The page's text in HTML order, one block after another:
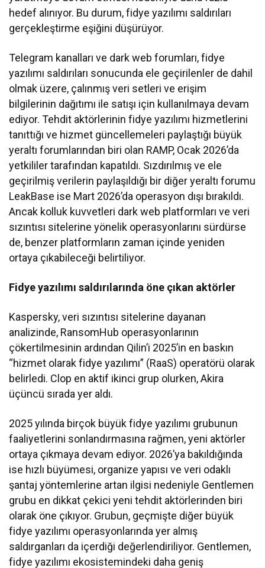
hedef alınıyor. Bu durum, fidye yazılımı saldırıları
gerçekleştirme eşiğini düşürüyor.
Telegram kanalları ve dark web forumları, fidye
yazılımı saldırıları sonucunda ele geçirilenler de dahil
olmak üzere, çalınmış veri setleri ve erişim
bilgilerinin dağıtımı ile satışı için kullanılmaya devam
ediyor. Tehdit aktörlerinin fidye yazılımı hizmetlerini
tanıttığı ve hizmet güncellemeleri paylaştığı büyük
yeraltı forumlarından biri olan RAMP, Ocak 2026’da
yetkililer tarafından kapatıldı. Sızdırılmış ve ele
geçirilmiş verilerin paylaşıldığı bir diğer yeraltı forumu
LeakBase ise Mart 2026’da operasyon dışı bırakıldı.
Ancak kolluk kuvvetleri dark web platformları ve veri
sızıntısı sitelerine yönelik operasyonlarını sürdürse
de, benzer platformların zaman içinde yeniden
ortaya çıkabileceği belirtiliyor.
Fidye yazılımı saldırılarında öne çıkan aktörler
Kaspersky, veri sızıntısı sitelerine dayanan
analizinde, RansomHub operasyonlarının
çökertilmesinin ardından Qilin’i 2025’in en baskın
“hizmet olarak fidye yazılımı” (RaaS) operatörü olarak
belirledi. Clop en aktif ikinci grup olurken, Akira
üçüncü sırada yer aldı.
2025 yılında birçok büyük fidye yazılımı grubunun
faaliyetlerini sonlandırmasına rağmen, yeni aktörler
ortaya çıkmaya devam ediyor. 2026’ya bakıldığında
ise hızlı büyümesi, organize yapısı ve veri odaklı
şantaj yöntemlerine artan ilgisi nedeniyle Gentlemen
grubu en dikkat çekici yeni tehdit aktörlerinden biri
olarak öne çıkıyor. Grubun, geçmişte diğer büyük
fidye yazılımı operasyonlarında yer almış
saldırganları da içerdiği değerlendiriliyor. Gentlemen,
fidye yazılımı ekosistemindeki daha geniş